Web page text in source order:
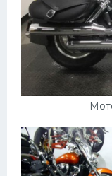
ЛУАЗ
Фиат
Ситроен
Подводные лодки
Митсубиси